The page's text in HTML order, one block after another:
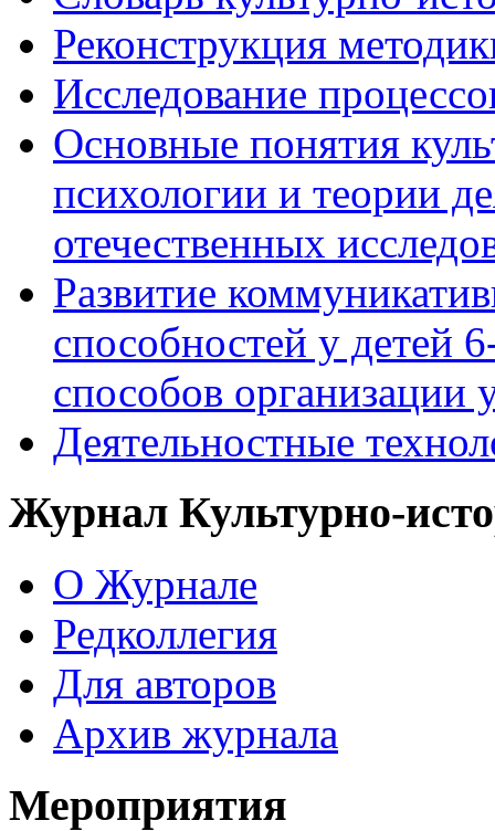
Реконструкция
Исследование
Основные понятия
психологии и теории
отечественных
Развитие
способностей у детей
способов организации
Деятельностные
Журнал Культурно-
О Журнале
Редколлегия
Для авторов
Архив журнала
Мероприятия